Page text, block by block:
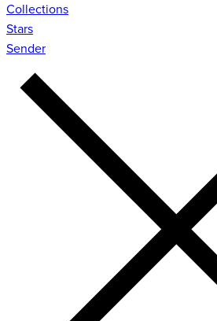
Collections
Stars
Sender